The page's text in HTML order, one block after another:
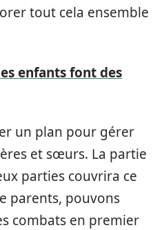
tout cela ensemble
enfants font des
un plan pour gérer
et sœurs. La partie
parties couvrira ce
parents, pouvons
combats en premier